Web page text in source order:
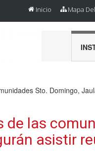
Inicio Mapa
Sto. Domingo,
de las
asistir